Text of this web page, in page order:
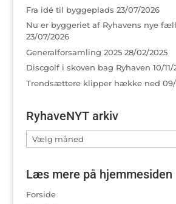
Fra idé til byggeplads 23/07/2026
Nu er byggeriet af Ryhavens nye
23/07/2026
Generalforsamling 2025 28/02/2025
Discgolf i skoven bag Ryhaven 10/
Trendsættere klipper hække ned
RyhaveNYT arkiv
RyhaveNYT
arkiv
Læs mere på hjemmesiden
Forside